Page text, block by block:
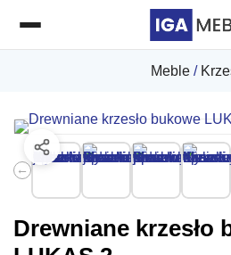
Meble /
←
Drewniane krzesło